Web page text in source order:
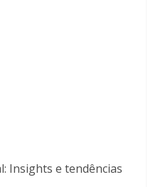
Insights e tendências